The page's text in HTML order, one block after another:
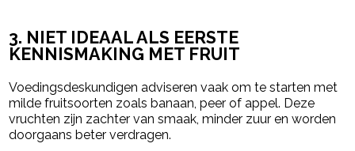
3. NIET IDEAAL ALS EERSTE
KENNISMAKING MET FRUIT
Voedingsdeskundigen adviseren vaak om te starten met
milde fruitsoorten zoals banaan, peer of appel. Deze
vruchten zijn zachter van smaak, minder zuur en worden
doorgaans beter verdragen.